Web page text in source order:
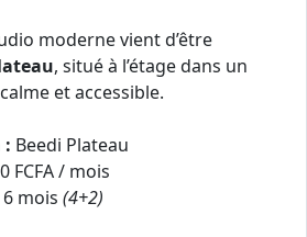
moderne vient d’être
, situé à l’étage dans un
et accessible.
: Beedi Plateau
FCFA / mois
6 mois (4+2)